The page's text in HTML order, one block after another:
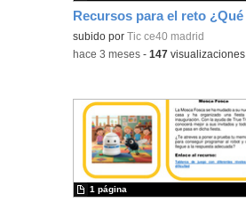
subido por Tic ce40 madrid
-hace 3 meses -147 visualizaciones
1 página